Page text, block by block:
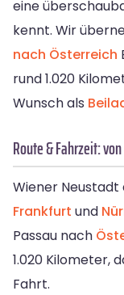
eine
kennt. Wir
nach Österreich
rund 1.020
Wunsch als
Route & Fahrzeit:
Wiener Neustadt
Frankfurt und
Passau nach
1.020 Kilometer,
Fahrt.